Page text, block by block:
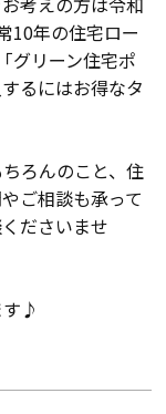
介10年の住宅ロー
グリーン住宅ポ
るにはお得なタ
ろんのこと、住
ご相談も承って
ださいませ
す♪